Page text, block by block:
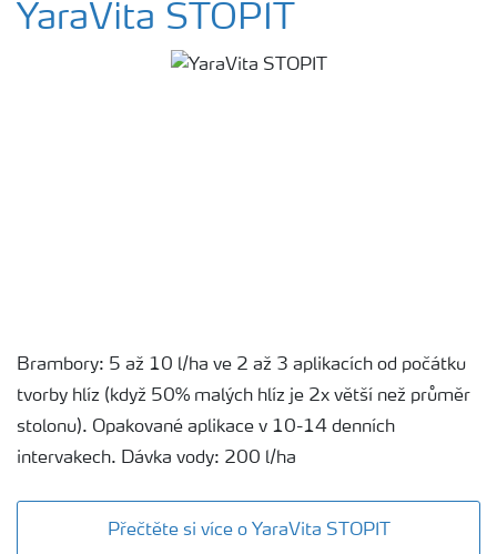
YaraVita STOPIT
Brambory: 5 až 10 l/ha ve 2 až 3 aplikacích od počátku
tvorby hlíz (když 50% malých hlíz je 2x větší než průměr
stolonu). Opakované aplikace v 10-14 denních
intervakech. Dávka vody: 200 l/ha
Přečtěte si více o YaraVita STOPIT